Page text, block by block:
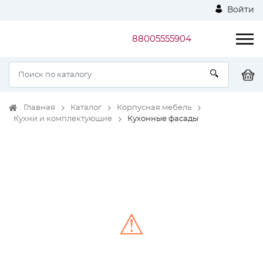
Войти
88005555904
Главная Каталог
Корпусная мебель
Кухни и комплектующие
Кухонные фасады
⚠